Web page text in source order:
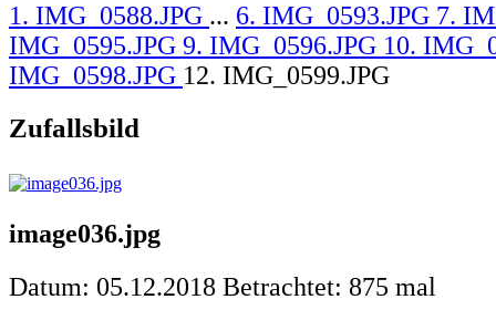
1. IMG_0588.JPG ... 6. IMG_0593.JPG 7.
IMG_0595.JPG 9. IMG_0596.JPG 10.
IMG_0598.JPG 12. IMG_0599.JPG
Zufallsbild
image036.jpg
Datum: 05.12.2018 Betrachtet: 875 mal